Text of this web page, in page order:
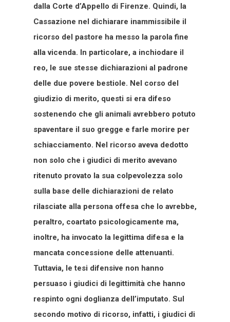
dalla Corte d’Appello di Firenze. Quindi, la
Cassazione nel dichiarare inammissibile il
ricorso del pastore ha messo la parola fine
alla vicenda. In particolare, a inchiodare il
reo, le sue stesse dichiarazioni al padrone
delle due povere bestiole. Nel corso del
giudizio di merito, questi si era difeso
sostenendo che gli animali avrebbero potuto
spaventare il suo gregge e farle morire per
schiacciamento. Nel ricorso aveva dedotto
non solo che i giudici di merito avevano
ritenuto provato la sua colpevolezza solo
sulla base delle dichiarazioni de relato
rilasciate alla persona offesa che lo avrebbe,
peraltro, coartato psicologicamente ma,
inoltre, ha invocato la legittima difesa e la
mancata concessione delle attenuanti.
Tuttavia, le tesi difensive non hanno
persuaso i giudici di legittimità che hanno
respinto ogni doglianza dell’imputato. Sul
secondo motivo di ricorso, infatti, i giudici di